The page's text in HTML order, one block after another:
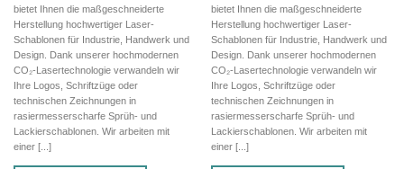
bietet Ihnen die maßgeschneiderte
Herstellung hochwertiger Laser-
Schablonen für Industrie, Handwerk und
Design. Dank unserer hochmodernen
CO₂-Lasertechnologie verwandeln wir
Ihre Logos, Schriftzüge oder
technischen Zeichnungen in
rasiermesserscharfe Sprüh- und
Lackierschablonen. Wir arbeiten mit
einer [...]
bietet Ihnen die maßgeschneiderte
Herstellung hochwertiger Laser-
Schablonen für Industrie, Handwerk und
Design. Dank unserer hochmodernen
CO₂-Lasertechnologie verwandeln wir
Ihre Logos, Schriftzüge oder
technischen Zeichnungen in
rasiermesserscharfe Sprüh- und
Lackierschablonen. Wir arbeiten mit
einer [...]